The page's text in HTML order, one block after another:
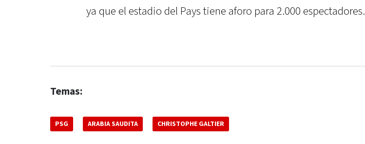
ya que el estadio del Pays tiene aforo para 2.000 espectadores.
Temas:
PSG ARABIA SAUDITA CHRISTOPHE GALTIER